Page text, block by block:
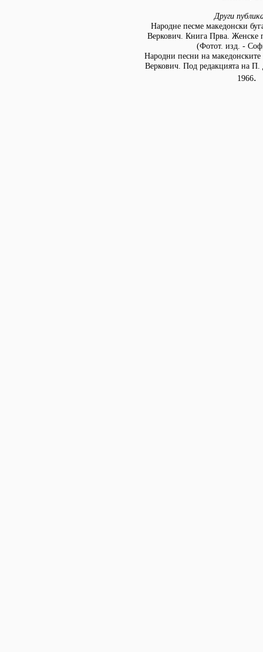
Други
Народне песме македонски
Веркович. Книга Прва. Женске
(Фотот. изд. -
Народни песни на
Веркович. Под редакцията на
1966.